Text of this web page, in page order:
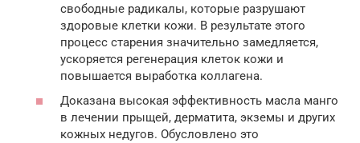
свободные радикалы, которые разрушают
здоровые клетки кожи. В результате этого
процесс старения значительно замедляется,
ускоряется регенерация клеток кожи и
повышается выработка коллагена.
Доказана высокая эффективность масла манго
в лечении прыщей, дерматита, экземы и других
кожных недугов. Обусловлено это